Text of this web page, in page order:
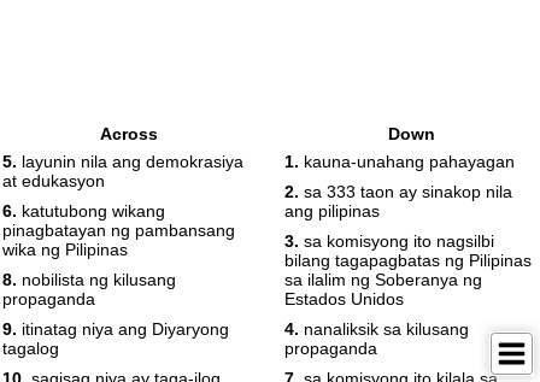
Across
5. layunin nila ang demokrasiya
at edukasyon
6. katutubong wikang
pinagbatayan ng pambansang
wika ng Pilipinas
8. nobilista ng kilusang
propaganda
9. itinatag niya ang Diyaryong
tagalog
Down
1. kauna-unahang pahayagan
2. sa 333 taon ay sinakop nila
ang pilipinas
3. sa komisyong ito nagsilbi
bilang tagapagbatas ng Pilipinas
sa ilalim ng Soberanya ng
Estados Unidos
4. nanaliksik sa kilusang
propaganda